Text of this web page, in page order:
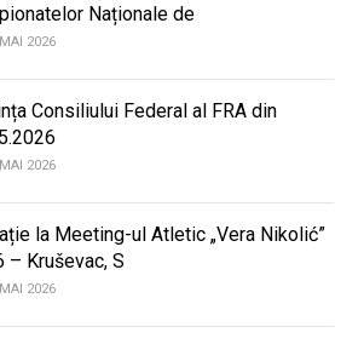
Naționale de
2026
Consiliului Federal al FRA din
2026
la Meeting-ul Atletic „Vera Nikolić”
– Kruševac, S
2026